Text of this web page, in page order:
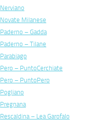
Nerviano
Novate Milanese
Paderno – Gadda
Paderno – Tilane
Parabiago
Pero – PuntoCerchiate
Pero – PuntoPero
Pogliano
Pregnana
Rescaldina – Lea Garofalo